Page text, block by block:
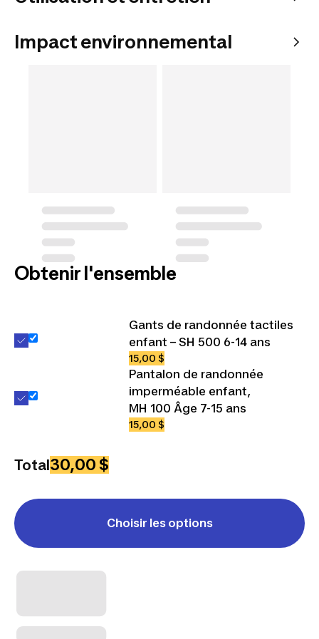
Impact environnemental
Obtenir l'ensemble
Gants de randonnée tactiles
enfant – SH 500 6-14 ans
15,00 $
Pantalon de randonnée
imperméable enfant,
MH 100 Âge 7-15 ans
15,00 $
Total30,00 $
Choisir les options